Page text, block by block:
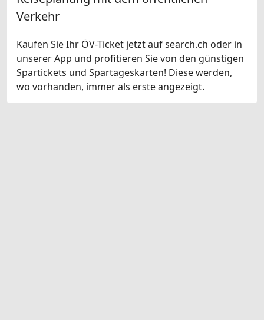
Verkehr
Kaufen Sie Ihr ÖV-Ticket jetzt auf search.ch oder in
unserer App und profitieren Sie von den günstigen
Spartickets und Spartageskarten! Diese werden,
wo vorhanden, immer als erste angezeigt.